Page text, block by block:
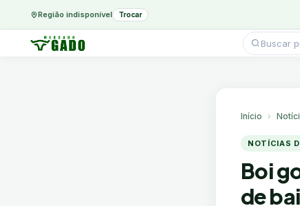
Região indisponível Trocar
produtos
Início
NOTÍCIAS
Boi
de